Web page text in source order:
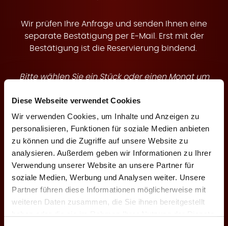
Diese Webseite verwendet Cookies
Wir verwenden Cookies, um Inhalte und Anzeigen zu
personalisieren, Funktionen für soziale Medien anbieten
zu können und die Zugriffe auf unsere Website zu
analysieren. Außerdem geben wir Informationen zu Ihrer
Verwendung unserer Website an unsere Partner für
soziale Medien, Werbung und Analysen weiter. Unsere
Partner führen diese Informationen möglicherweise mit
weiteren Daten zusammen, die Sie ihnen bereitgestellt
e
n
Wir prüfen Ihre Anfrage und senden Ihnen eine
separate Bestätigung per E-Mail. Erst mit der
Bestätigung ist die Reservierung bindend.
Bitte wählen Sie ein Stück oder einen Monat um
Theaterstück
Keine Karten für Ihre Auswahl verfügbar